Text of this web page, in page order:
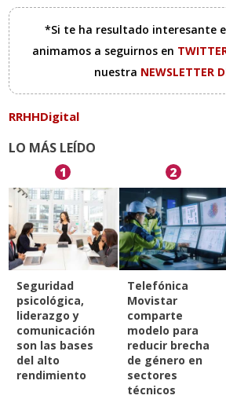
*Si te ha resultado interesante
animamos a seguirnos en
nuestra NEWSLETTER
RRHHDigital
LO MÁS LEÍDO
1
Seguridad
psicológica,
liderazgo y
comunicación
son las bases
del alto
rendimiento
2
Telefónica
Movistar
comparte
modelo para
reducir brecha
de género en
sectores
técnicos